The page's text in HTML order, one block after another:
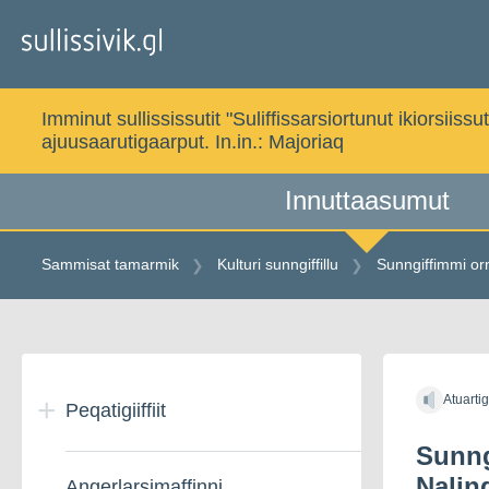
Imminut sullississutit "Suliffissarsiortunut
ajuusaarutigaarput. In.in.: Majoriaq
Innuttaasumut
Sammisat tamarmik Kulturi sunngiffillu Sunngiffimmi
indholdetPeqatigiiffiit